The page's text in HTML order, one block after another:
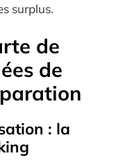
surplus.
de
de
: la